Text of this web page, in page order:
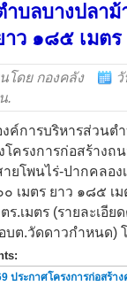
บลบางปลาม้
าว ๑๘๕ เมต
โดย กองคลัง
.
ค์การบริหารส่วนต
โครงการก่อสร้าง
ยโพนไร่-ปากคลอ
๐ เมตร ยาว ๑๘๕ เ
ร.เมตร (รายละเอี
ต.วัดดาวกำหนด) โ
ประกาศโครงการก่อสร้า